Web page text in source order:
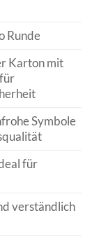
Runde
Karton mit
Symbole
für
verständlich